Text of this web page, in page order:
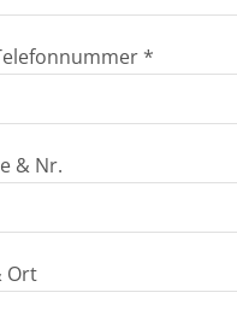
*
& Nr.
Ort